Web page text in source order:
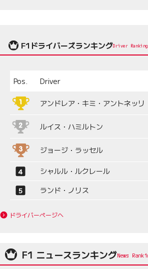
F1ドライバーズランキングDriver Ranking
Pos. Driver
アンドレア・キミ・アントネッリ
ルイス・ハミルトン
ジョージ・ラッセル
シャルル・ルクレール
ランド・ノリス
ドライバーページへ
F1 ニュースランキング